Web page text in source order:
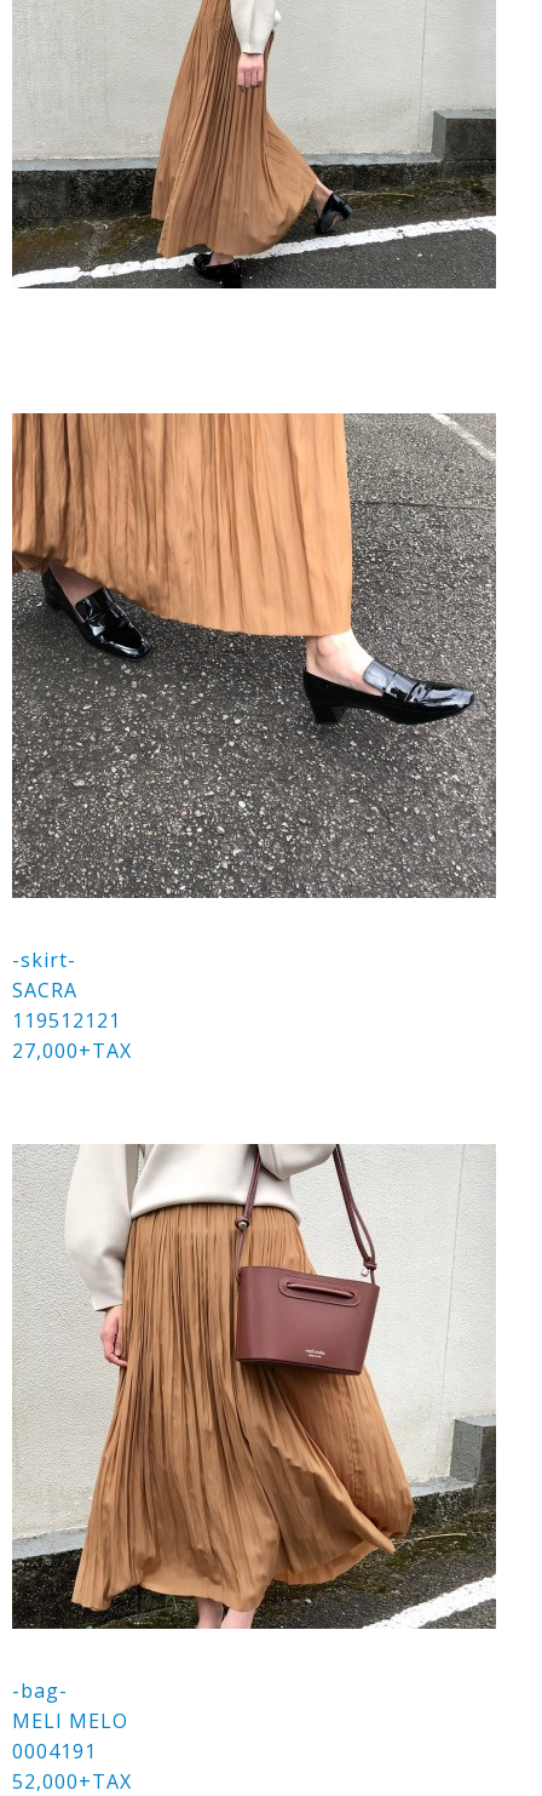
-skirt-
SACRA
119512121
27,000+TAX
-bag-
MELI MELO
0004191
52,000+TAX